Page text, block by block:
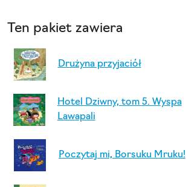
Ten pakiet zawiera
Drużyna przyjaciół
Hotel Dziwny, tom 5. Wyspa
Lawapali
Poczytaj mi, Borsuku Mruku!